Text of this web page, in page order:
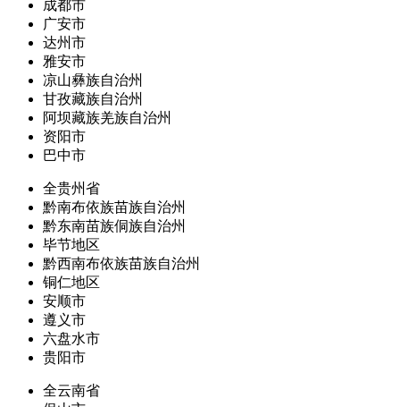
成都市
广安市
达州市
雅安市
凉山彝族自治州
甘孜藏族自治州
阿坝藏族羌族自治州
资阳市
巴中市
全贵州省
黔南布依族苗族自治州
黔东南苗族侗族自治州
毕节地区
黔西南布依族苗族自治州
铜仁地区
安顺市
遵义市
六盘水市
贵阳市
全云南省